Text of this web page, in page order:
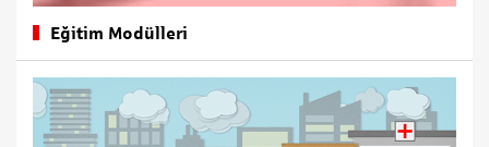
Eğitim Modülleri